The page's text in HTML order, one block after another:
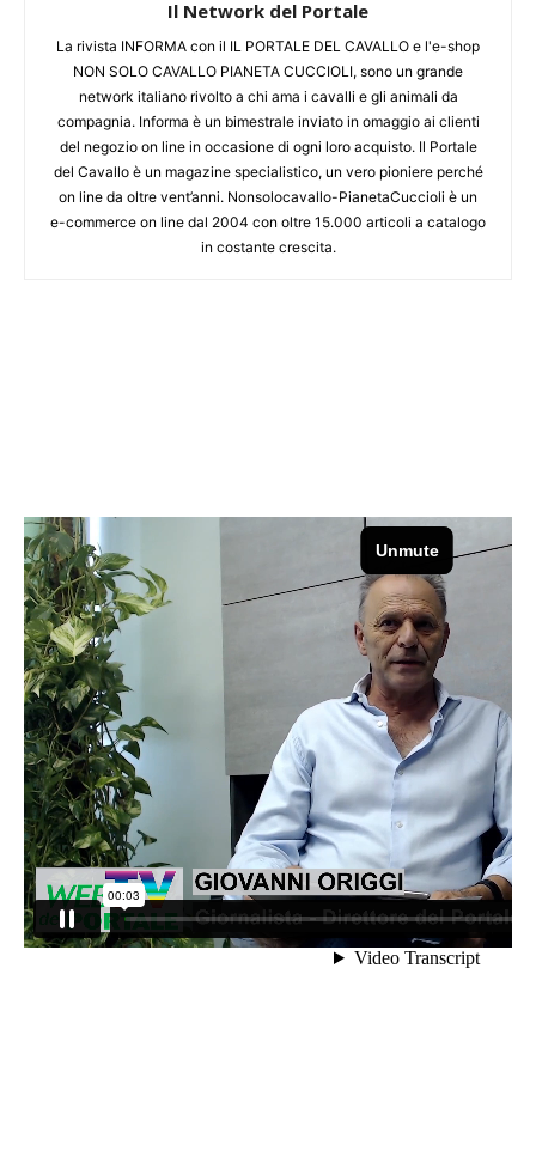
Il Network del Portale
La rivista INFORMA con il IL PORTALE DEL CAVALLO e l'e-shop
NON SOLO CAVALLO PIANETA CUCCIOLI, sono un grande
network italiano rivolto a chi ama i cavalli e gli animali da
compagnia. Informa è un bimestrale inviato in omaggio ai clienti
del negozio on line in occasione di ogni loro acquisto. Il Portale
del Cavallo è un magazine specialistico, un vero pioniere perché
on line da oltre vent’anni. Nonsolocavallo-PianetaCuccioli è un
e-commerce on line dal 2004 con oltre 15.000 articoli a catalogo
in costante crescita.